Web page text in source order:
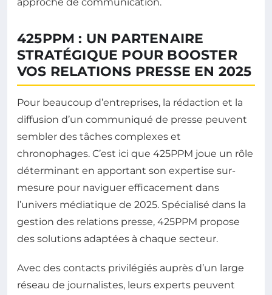
425PPM : UN PARTENAIRE
STRATÉGIQUE POUR BOOSTER
VOS RELATIONS PRESSE EN 2025
Pour beaucoup d’entreprises, la rédaction et la
diffusion d’un communiqué de presse peuvent
sembler des tâches complexes et
chronophages. C’est ici que 425PPM joue un rôle
déterminant en apportant son expertise sur-
mesure pour naviguer efficacement dans
l’univers médiatique de 2025. Spécialisé dans la
gestion des relations presse, 425PPM propose
des solutions adaptées à chaque secteur.
Avec des contacts privilégiés auprès d’un large
réseau de journalistes, leurs experts peuvent